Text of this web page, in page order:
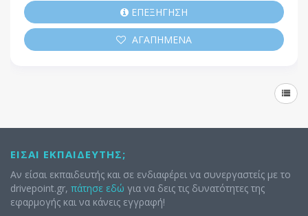
ΕΠΕΞΗΓΗΣΗ
ΑΓΑΠΗΜΕΝΑ
ΕΊΣΑΙ ΕΚΠΑΙΔΕΥΤΉΣ;
Αν είσαι εκπαιδευτής και σε ενδιαφέρει να συνεργαστείς με το
drivepoint.gr, πάτησε εδώ για να δεις τις δυνατότητες της
εφαρμογής και να κάνεις εγγραφή!